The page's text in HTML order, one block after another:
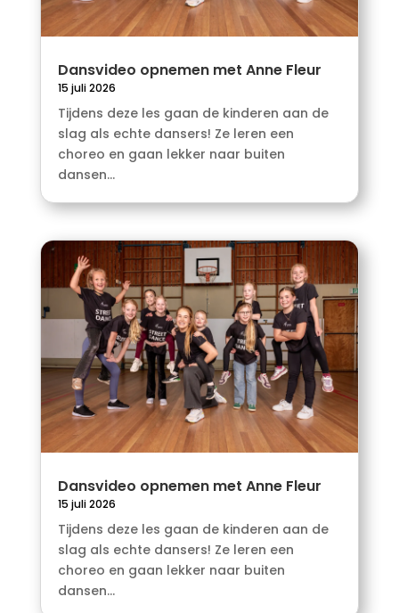
Dansvideo opnemen met Anne Fleur
15 juli 2026
Tijdens deze les gaan de kinderen aan de
slag als echte dansers! Ze leren een
choreo en gaan lekker naar buiten
dansen...
Dansvideo opnemen met Anne Fleur
15 juli 2026
Tijdens deze les gaan de kinderen aan de
slag als echte dansers! Ze leren een
choreo en gaan lekker naar buiten
dansen...